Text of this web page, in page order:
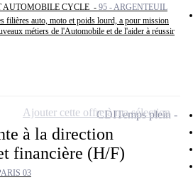
AUTOMOBILE CYCLE - 95 - ARGENTEUIL
filières auto, moto et poids lourd, a pour mission
métiers de l'Automobile et de l'aider à réussir
à la direction
financière (H/F)
03
CDITemps plein
Ajouter cette offre à ma sélection